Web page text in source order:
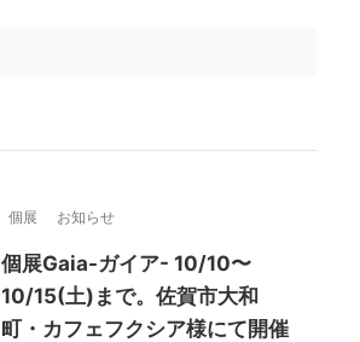
個展 お知らせ
個展Gaia-ガイア- 10/10〜
10/15(土)まで。佐賀市大和
町・カフェフクシア様にて開催